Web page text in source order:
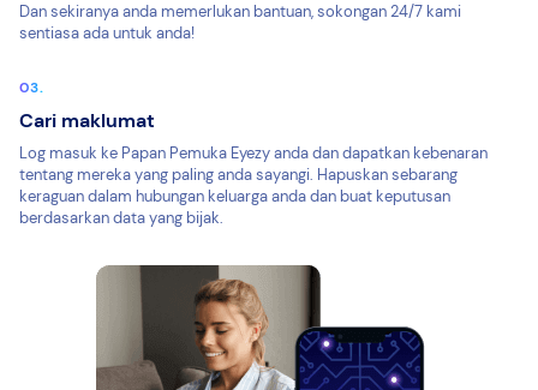
Dan sekiranya anda memerlukan bantuan, sokongan 24/7 kami
sentiasa ada untuk anda!
Cari maklumat
Log masuk ke Papan Pemuka Eyezy anda dan dapatkan kebenaran
tentang mereka yang paling anda sayangi. Hapuskan sebarang
keraguan dalam hubungan keluarga anda dan buat keputusan
berdasarkan data yang bijak.